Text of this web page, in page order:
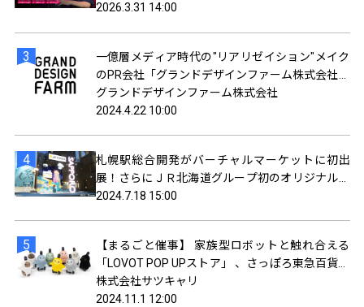
イブ札幌麻生」2026年4月1日オープン。
2026.3.31 14:00
一億層メディア時代の″リアリゼイション″メイク
のPR会社「グランドデザインファーム株式会社」
設立のお知らせ。
グランドデザインファーム株式会社
2024.4.22 10:00
札幌駅総合開発がバーチャルマーケットに初出
展！さらにＪＲ北海道グループ初のオリジナルメ
タバース空間をVket Cloudで構築し、地域活性化
2024.7.18 15:00
【まるごと催事】 家族型ロボットと触れ合える
「LOVOT POP UPストア」 、さっぽろ東急百貨店
にて11月21日（木）より期間限定オープン
株式会社サツキャリ
2024.11.1 12:00